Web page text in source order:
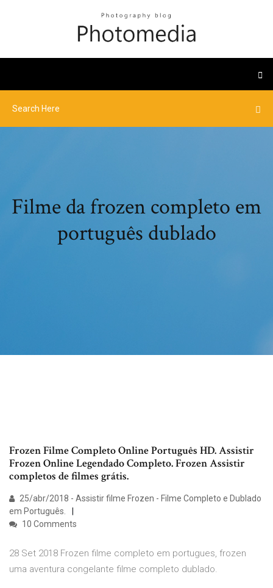
Filme da frozen completo em
português dublado
Frozen Filme Completo Online Português HD. Assistir
Frozen Online Legendado Completo. Frozen Assistir
completos de filmes grátis.
25/abr/2018 - Assistir filme Frozen - Filme Completo e Dublado
em Português.
10 Comments
28 Set 2018 Frozen filme completo em portugues, frozen
uma aventura congelante filme completo dublado.